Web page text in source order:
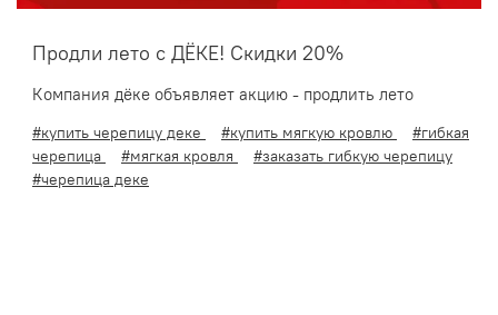
Продли лето с ДЁКЕ! Скидки 20%
Компания дёке объявляет акцию - продлить лето
#купить черепицу деке #купить мягкую кровлю
#гибкая
черепица
#мягкая кровля
#заказать гибкую черепицу
#черепица деке